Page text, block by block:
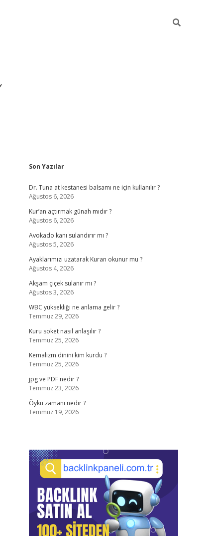
Sidebar
Son Yazılar
Dr. Tuna at kestanesi balsamı ne için kullanılır ?
Ağustos 6, 2026
Kur’an açtırmak günah mıdır ?
Ağustos 6, 2026
Avokado kanı sulandırır mı ?
Ağustos 5, 2026
Ayaklarımızı uzatarak Kuran okunur mu ?
Ağustos 4, 2026
Akşam çiçek sulanır mı ?
Ağustos 3, 2026
WBC yüksekliği ne anlama gelir ?
Temmuz 29, 2026
Kuru soket nasıl anlaşılır ?
Temmuz 25, 2026
Kemalizm dinini kim kurdu ?
Temmuz 25, 2026
jpg ve PDF nedir ?
Temmuz 23, 2026
Öykü zamanı nedir ?
Temmuz 19, 2026